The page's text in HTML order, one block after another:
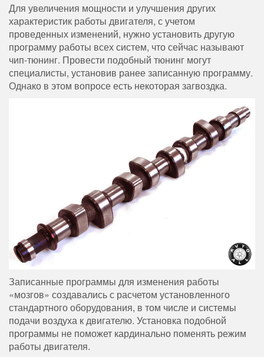
Для увеличения мощности и улучшения других
характеристик работы двигателя, с учетом
проведенных изменений, нужно установить другую
программу работы всех систем, что сейчас называют
чип-тюнинг. Провести подобный тюнинг могут
специалисты, установив ранее записанную программу.
Однако в этом вопросе есть некоторая загвоздка.
Записанные программы для изменения работы
«мозгов» создавались с расчетом установленного
стандартного оборудования, в том числе и системы
подачи воздуха к двигателю. Установка подобной
программы не поможет кардинально поменять режим
работы двигателя.